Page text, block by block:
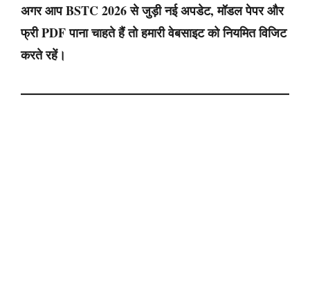
अगर आप BSTC 2026 से जुड़ी नई अपडेट, मॉडल पेपर और
फ्री PDF पाना चाहते हैं तो हमारी वेबसाइट को नियमित विजिट
करते रहें।